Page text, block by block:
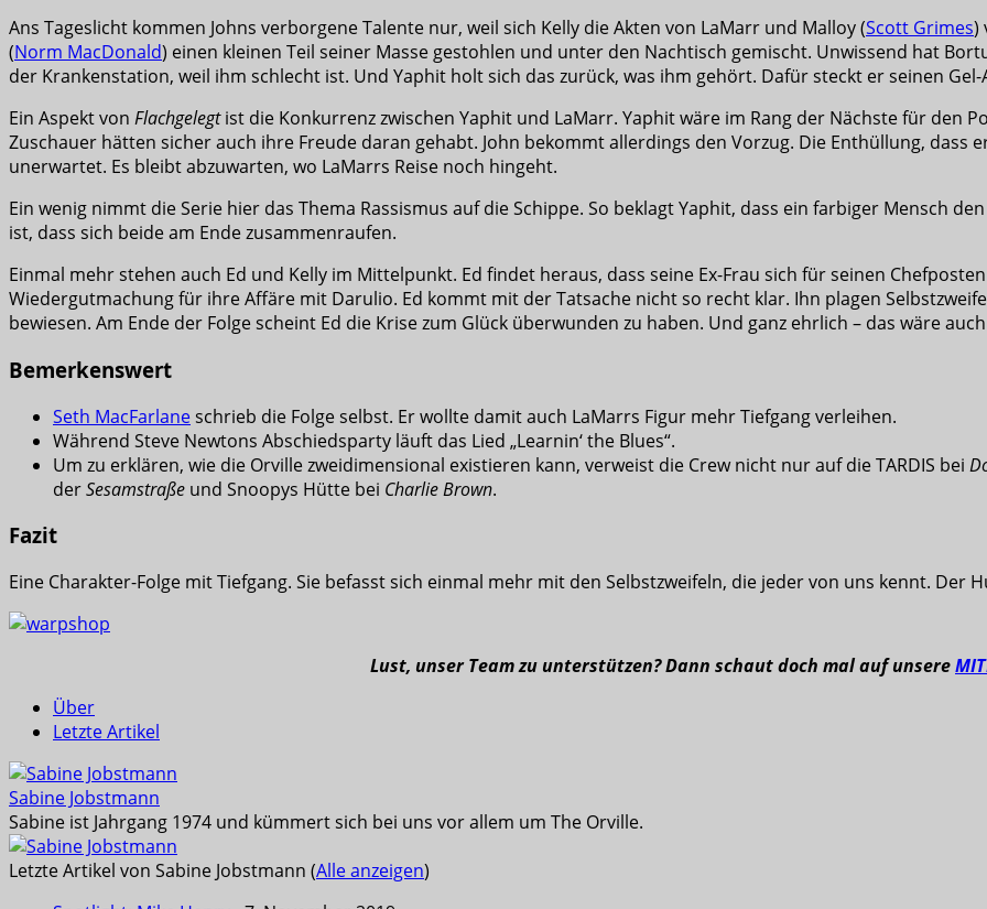
Ans Tageslicht kommen Johns verborgene Talente nur, weil sich Kelly die Akten von LaMarr und Malloy (Scott Grimes)
(Norm MacDonald) einen kleinen Teil seiner Masse gestohlen und unter den Nachtisch gemischt. Unwissend hat
der Krankenstation, weil ihm schlecht ist. Und Yaphit holt sich das zurück, was ihm gehört. Dafür steckt er seinen
Ein Aspekt von Flachgelegtist die Konkurrenz zwischen Yaphit und LaMarr. Yaphit wäre im Rang der Nächste für den
Zuschauer hätten sicher auch ihre Freude daran gehabt. John bekommt allerdings den Vorzug. Die Enthüllung, dass
unerwartet. Es bleibt abzuwarten, wo LaMarrs Reise noch hingeht.
Ein wenig nimmt die Serie hier das Thema Rassismus auf die Schippe. So beklagt Yaphit, dass ein farbiger Mensch
ist, dass sich beide am Ende zusammenraufen.
Einmal mehr stehen auch Ed und Kelly im Mittelpunkt. Ed findet heraus, dass seine Ex-Frau sich für seinen
Wiedergutmachung für ihre Affäre mit Darulio. Ed kommt mit der Tatsache nicht so recht klar. Ihn plagen
bewiesen. Am Ende der Folge scheint Ed die Krise zum Glück überwunden zu haben. Und ganz ehrlich – das wäre
Bemerkenswert
Seth MacFarlaneschrieb die Folge selbst. Er wollte damit auch LaMarrs Figur mehr Tiefgang verleihen.
Während Steve Newtons Abschiedsparty läuft das Lied „Learnin‘ the Blues“.
Um zu erklären, wie die Orville zweidimensional existieren kann, verweist die Crew nicht nur auf die TARDIS bei
derSesamstraße und Snoopys Hütte bei Charlie Brown.
Fazit
Eine Charakter-Folge mit Tiefgang. Sie befasst sich einmal mehr mit den Selbstzweifeln, die jeder von uns kennt. Der
Lust, unser Team zu unterstützen? Dann schaut doch mal auf unsere
Über
Letzte Artikel
Sabine Jobstmann
Sabine ist Jahrgang 1974 und kümmert sich bei uns vor allem um The Orville.
Letzte Artikel von Sabine Jobstmann (Alle anzeigen)